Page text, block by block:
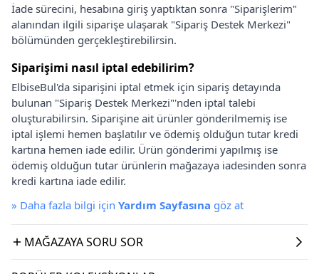
İade sürecini, hesabına giriş yaptıktan sonra "Siparişlerim"
alanından ilgili siparişe ulaşarak "Sipariş Destek Merkezi"
bölümünden gerçekleştirebilirsin.
Siparişimi nasıl iptal edebilirim?
ElbiseBul'da siparişini iptal etmek için sipariş detayında
bulunan "Sipariş Destek Merkezi"'nden iptal talebi
oluşturabilirsin. Siparişine ait ürünler gönderilmemiş ise
iptal işlemi hemen başlatılır ve ödemiş olduğun tutar kredi
kartına hemen iade edilir. Ürün gönderimi yapılmış ise
ödemiş olduğun tutar ürünlerin mağazaya iadesinden sonra
kredi kartına iade edilir.
» Daha fazla bilgi için Yardım Sayfasına göz at
MAĞAZAYA SORU SOR